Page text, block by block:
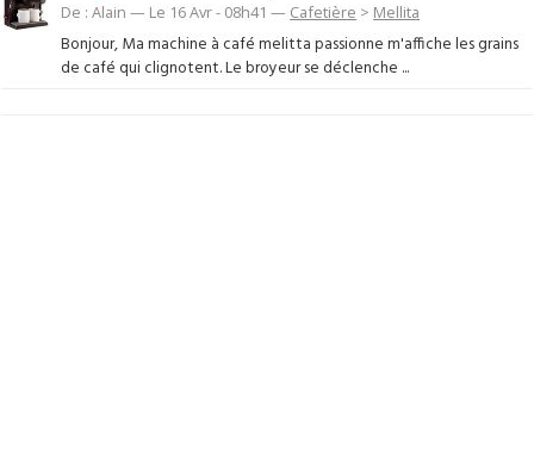
De : Alain — Le 16 Avr - 08h41 — Cafetière > Mellita
Bonjour, Ma machine à café melitta passionne m'affiche les grains
de café qui clignotent. Le broyeur se déclenche ...